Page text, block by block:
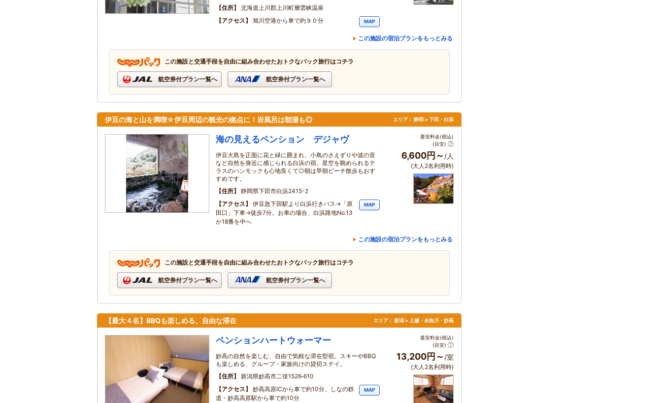
住所
北海道上川郡上川町層雲峡温泉
アクセス
旭川空港から車で約９０分 MAP
この施設の宿泊プランをもっとみる
この施設と交通手段を自由に組み合わせたおトクなパック旅行はコチラ
航空券付プラン一覧へ 航空券付プラン一覧へ
伊豆の海と山を満喫☆伊豆周辺の観光の拠点に！岩風呂は朝湯も◎ エリア： 静岡 > 下田・白浜
海の見えるペンション デジャヴ
伊豆大島を正面に花と緑に囲まれ、小鳥のさえずりや波の音
など自然を身近に感じられる白浜の宿。星空を眺められるテ
ラスのハンモックも心地良くて◎朝は早朝ビーチ散歩もおす
すめです。
住所
静岡県下田市白浜2415-2
アクセス
伊豆急下田駅より白浜行きバス→「原
田口」下車→徒歩7分。お車の場合、白浜路地No.13
か18番を中へ
MAP
最安料金(税込)
(目安)
6,600円～ /人
(大人2名利用時)
この施設の宿泊プランをもっとみる
この施設と交通手段を自由に組み合わせたおトクなパック旅行はコチラ
航空券付プラン一覧へ 航空券付プラン一覧へ
【最大４名】BBQも楽しめる、自由な滞在 エリア： 新潟 > 上越・糸魚川・妙高
ペンションハートウォーマー
妙高の自然を楽しむ、自由で気軽な滞在型宿。スキーやBBQ
も楽しめる、グループ・家族向けの貸切ステイ。
住所
新潟県妙高市二俣1526‐610
アクセス
妙高高原ICから車で約10分、しなの鉄
道・妙高高原駅から車で約10分
MAP
最安料金(税込)
(目安)
13,200円～ /室
(大人2名利用時)